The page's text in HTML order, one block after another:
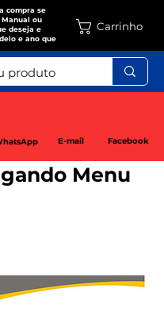
compra se
ou
deseja e
e ano que
E-mail Facebook
Carrinho
Menu